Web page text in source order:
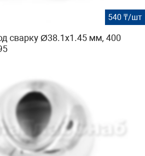
540 ₸/шт
сварку Ø38.1х1.45 мм, 400